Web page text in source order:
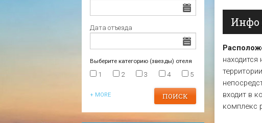
Инфо
входит в
комплекс
Дата отъезда
Выберите категорию (звезды) отеля
1 2 3 4 5
+ MORE